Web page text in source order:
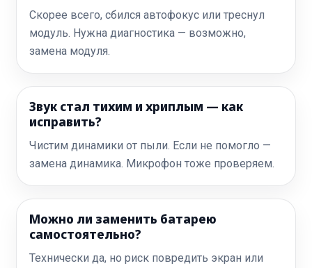
Скорее всего, сбился автофокус или треснул
модуль. Нужна диагностика — возможно,
замена модуля.
Звук стал тихим и хриплым — как
исправить?
Чистим динамики от пыли. Если не помогло —
замена динамика. Микрофон тоже проверяем.
Можно ли заменить батарею
самостоятельно?
Технически да, но риск повредить экран или